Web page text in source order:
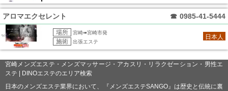
アロマエクセレント ☎ 0985-41-5444
場所 宮崎➠宮崎市発
施術 出張エステ
日本人
宮崎メンズエステ・メンズマッサージ・アカスリ・リラクゼーション・男性エ
ステ | DINOエステのエリア検索
日本のメンズエステ業界において、『メンズエステSANGO』は歴史と伝統に裏